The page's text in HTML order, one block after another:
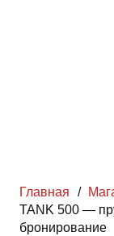
Главная /
TANK 500 —
бронирование